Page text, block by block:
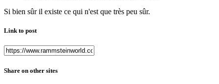
Si bien sûr il existe ce qui n'est que très peu sûr.
Link to post
Share on other sites